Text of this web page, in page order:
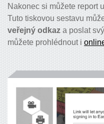
Nakonec si můžete report
Tuto tiskovou sestavu
veřejný odkaz a poslat
můžete prohlédnout i